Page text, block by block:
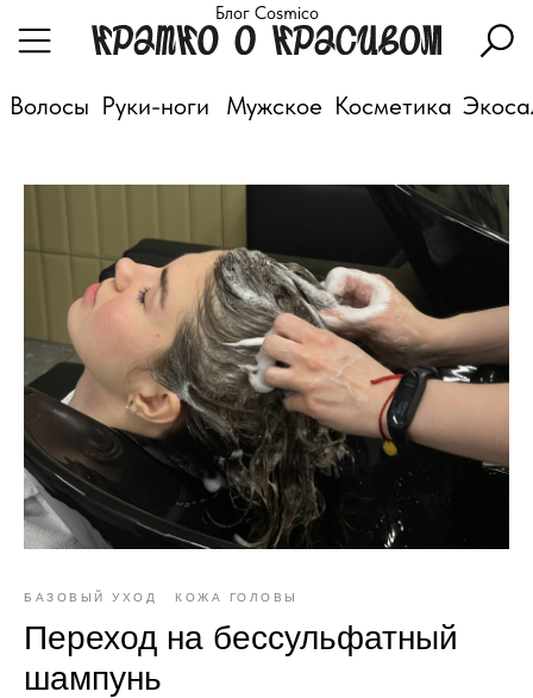
Блог Cosmico
Мужское
Руки-ноги
Волосы Косметика
БАЗОВЫЙ УХОД КОЖА ГОЛОВЫ
Переход на бессульфатный
шампунь